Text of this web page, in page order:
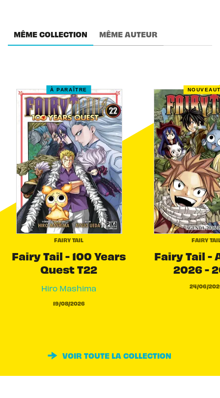
MÊME COLLECTION MÊME AUTEUR
À PARAÎTRE
FAIRY TAIL
Fairy Tail - 100 Years
Quest T22
Hiro Mashima
19/08/2026
FAIRY
Fairy Tail -
2026 -
24/06/
VOIR TOUTE LA COLLECTION